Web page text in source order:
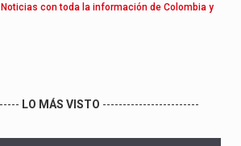
con toda la información de Colombia y
LO MÁS VISTO ------------------------